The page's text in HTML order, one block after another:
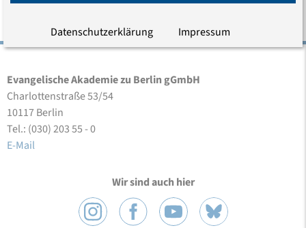
Evangelische Akademie zu Berlin gGmbH
Charlottenstraße 53/54
10117 Berlin
Tel.: (030) 203 55 - 0
E-Mail
Wir sind auch hier
Datenschutzerklärung Impressum